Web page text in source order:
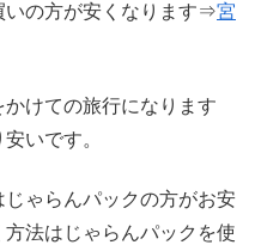
いの方が安くなります⇒宮
けての旅行になります
いです。
ゃらんパックの方がお安
法はじゃらんパックを使